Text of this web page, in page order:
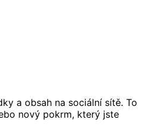
a obsah na sociální sítě. To
nový pokrm, který jste